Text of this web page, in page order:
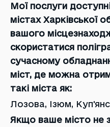
Мої послуги
містах Харківської
вашого
скористатися
сучасному
міст, де можна
такі міста як:
Лозова, Ізюм,
Якщо ваше місто не